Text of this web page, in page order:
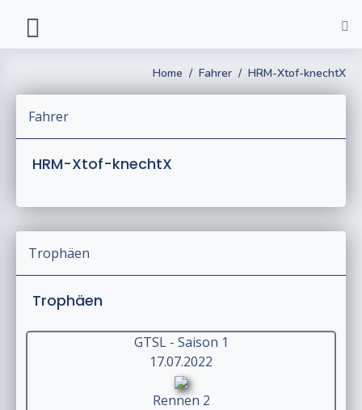
Home Fahrer HRM-Xtof-knechtX
Fahrer
HRM-Xtof-knechtX
Trophäen
Trophäen
GTSL - Saison 1
17.07.2022
Rennen 2